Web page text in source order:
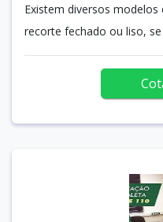
Existem diversos modelos
recorte fechado ou liso,